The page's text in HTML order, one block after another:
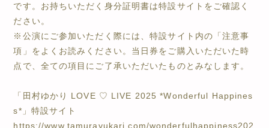
です。お持ちいただく身分証明書は特設サイトをご確認く
ださい。
※公演にご参加いただく際には、特設サイト内の「注意事
項」をよくお読みください。当日券をご購入いただいた時
点で、全ての項目にご了承いただいたものとみなします。
「田村ゆかり LOVE ♡ LIVE 2025 *Wonderful Happines
s*」特設サイト
https://www.tamurayukari.com/wonderfulhappiness202